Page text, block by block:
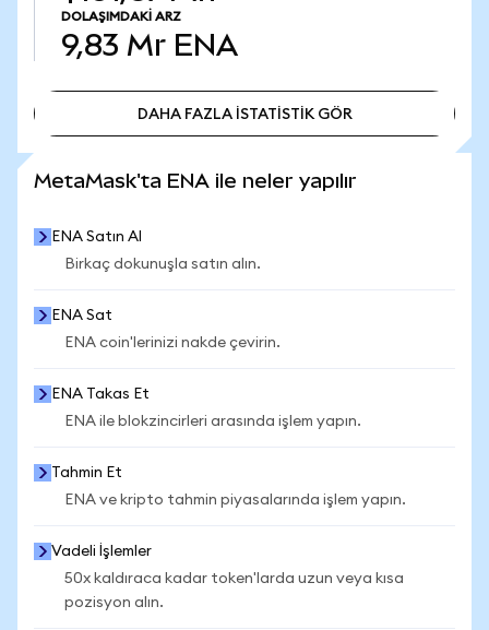
DOLAŞIMDAKI ARZ
9,83 Mr ENA
DAHA FAZLA İSTATİSTİK GÖR
MetaMask'ta ENA ile neler yapılır
ENA Satın Al
Birkaç dokunuşla satın alın.
ENA Sat
ENA coin'lerinizi nakde çevirin.
ENA Takas Et
ENA ile blokzincirleri arasında işlem yapın.
Tahmin Et
ENA ve kripto tahmin piyasalarında işlem yapın.
Vadeli İşlemler
50x kaldıraca kadar token'larda uzun veya kısa
pozisyon alın.